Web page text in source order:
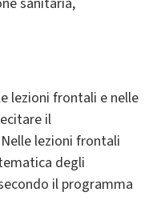
lezioni frontali e nelle
il
lezioni frontali
degli
il programma